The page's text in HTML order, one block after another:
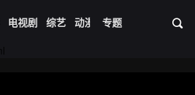
电视剧 综艺 动漫 短剧大全 资
专题